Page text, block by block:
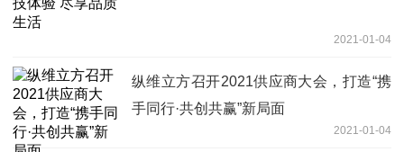
2021-01-04
纵维立方召开2021供应商大会，打造“携
手同行·共创共赢”新局面
2021-01-04